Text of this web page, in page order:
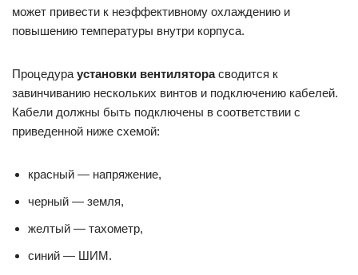
может привести к неэффективному охлаждению и
повышению температуры внутри корпуса.
Процедура установки вентиляторасводится к
завинчиванию нескольких винтов и подключению кабелей.
Кабели должны быть подключены в соответствии с
приведенной ниже схемой:
красный — напряжение,
черный — земля,
желтый — тахометр,
синий — ШИМ.